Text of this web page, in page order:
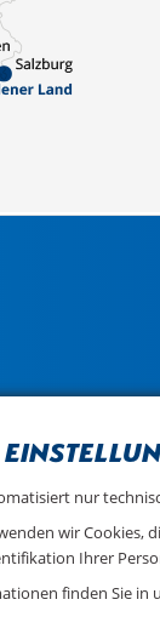
nur
wir Cookies,
Ihrer
finden Sie in